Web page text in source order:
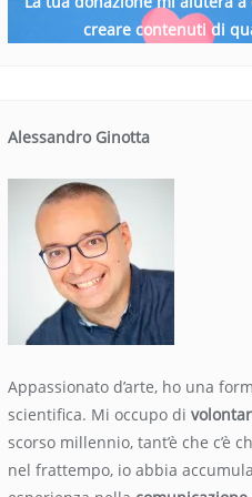
creare contenuti di
Alessandro Ginotta
Appassionato d’arte, ho una
scientifica. Mi occupo di
scorso millennio, tant’è che c’è
nel frattempo, io abbia